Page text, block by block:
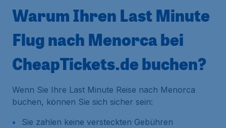
Warum Ihren Last Minute
Flug nach Menorca bei
CheapTickets.de buchen?
Wenn Sie Ihre Last Minute Reise nach Menorca
buchen, können Sie sich sicher sein:
Sie zahlen keine versteckten Gebühren